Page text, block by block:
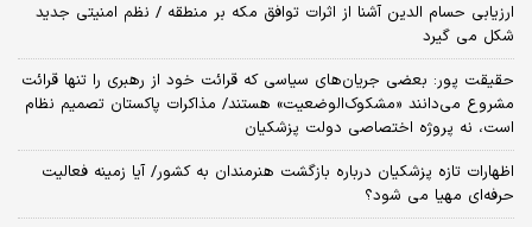
ارزیابی حسام الدین آشنا از اثرات توافق مکه بر منطقه / نظم امنیتی جدید
شکل می گیرد
حقیقت پور: بعضی جریان‌های سیاسی که قرائت خود از رهبری را تنها قرائت
مشروع می‌دانند «مشکوک‌الوضعیت» هستند/ مذاکرات پاکستان تصمیم نظام
است، نه پروژه اختصاصی دولت پزشکیان
اظهارات تازه پزشکیان درباره بازگشت هنرمندان به کشور/ آیا زمینه فعالیت
حرفه‌ای مهیا می شود؟